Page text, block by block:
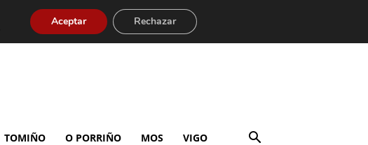
TOMIÑO O PORRIÑO MOS VIGO
Aceptar Rechazar